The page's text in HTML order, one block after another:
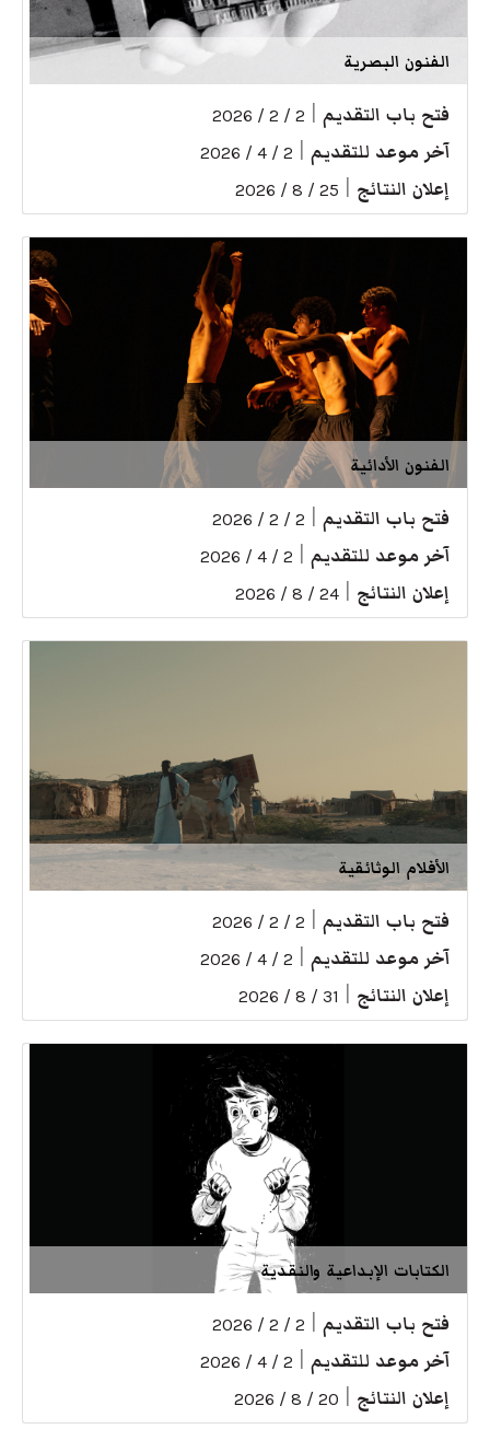
الفنون البصرية
فتح باب التقديم 2 / 2 / 2026
آخر موعد للتقديم 2 / 4 / 2026
إعلان النتائج 25 / 8 / 2026
الفنون الأدائية
فتح باب التقديم 2 / 2 / 2026
آخر موعد للتقديم 2 / 4 / 2026
إعلان النتائج 24 / 8 / 2026
الأفلام الوثائقية
فتح باب التقديم 2 / 2 / 2026
آخر موعد للتقديم 2 / 4 / 2026
إعلان النتائج 31 / 8 / 2026
الكتابات الإبداعية والنقدية
فتح باب التقديم 2 / 2 / 2026
آخر موعد للتقديم 2 / 4 / 2026
إعلان النتائج 20 / 8 / 2026